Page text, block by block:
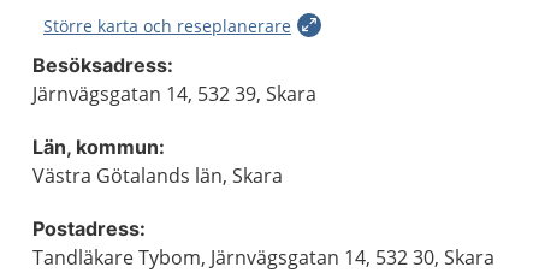
Större karta och reseplanerare
Besöksadress:
Järnvägsgatan 14, 532 39, Skara
Län, kommun:
Västra Götalands län, Skara
Postadress:
Tandläkare Tybom, Järnvägsgatan 14, 532 30, Skara